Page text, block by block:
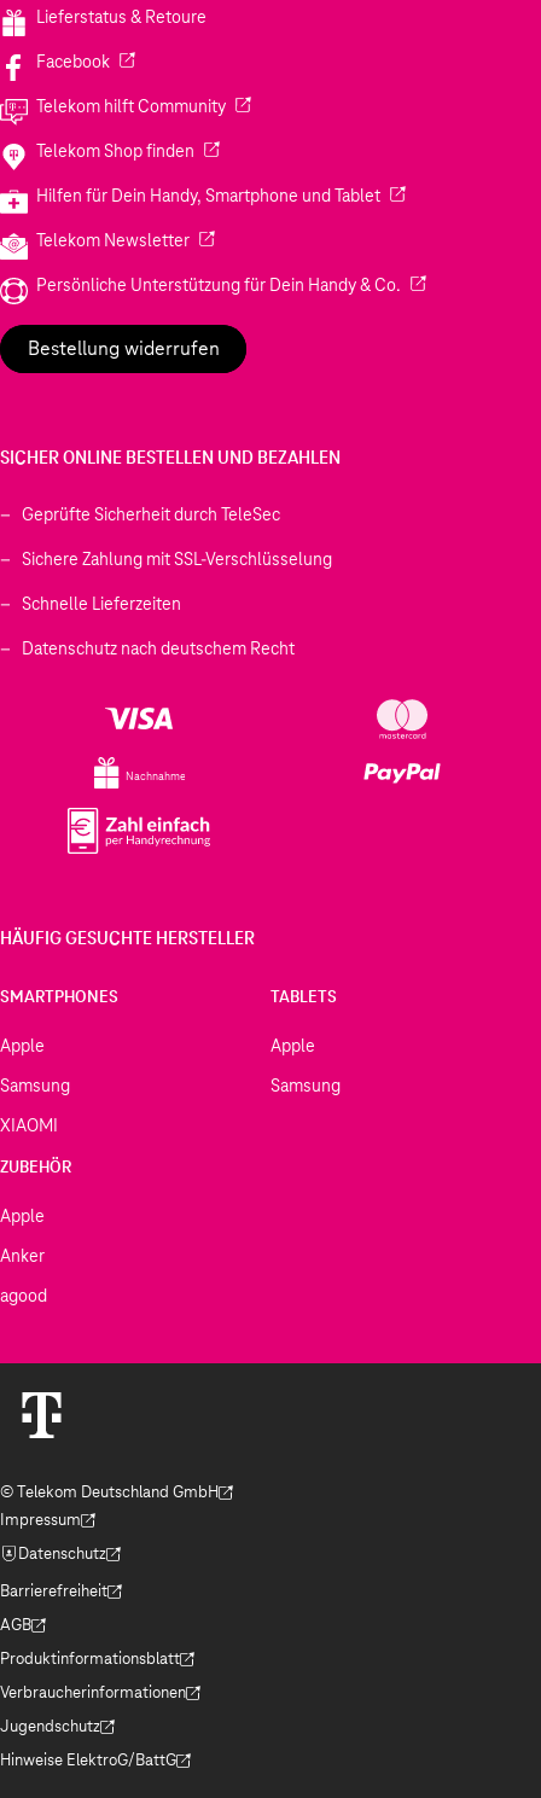
Lieferstatus & Retoure
Facebook(Wird in einem neuen Tab geöffnet)
Telekom hilft Community(Wird in einem neuen Tab geöffnet)
Telekom Shop finden (Wird in einem neuen Tab geöffnet)
Hilfen für Dein Handy, Smartphone und Tablet(Wird in einem
Telekom Newsletter(Wird in einem neuen Tab geöffnet)
Persönliche Unterstützung für Dein Handy & Co. (Wird in einem
Bestellung widerrufen
SICHER ONLINE BESTELLEN UND BEZAHLEN
Geprüfte Sicherheit durch TeleSec
Sichere Zahlung mit SSL-Verschlüsselung
Schnelle Lieferzeiten
Datenschutz nach deutschem Recht
Nachnahme
HÄUFIG GESUCHTE HERSTELLER
SMARTPHONES
Apple
Samsung
XIAOMI
TABLETS
Apple
Samsung
ZUBEHÖR
Apple
Anker
agood
© Telekom Deutschland GmbH
(Der Link wird in einem neuen Tab geöffnet)
Impressum
(Der Link wird in einem neuen Tab geöffnet)
Datenschutz
(Der Link wird in einem neuen Tab geöffnet)
Barrierefreiheit
(Der Link wird in einem neuen Tab geöffnet)
AGB
(Der Link wird in einem neuen Tab geöffnet)
Produktinformationsblatt
(Der Link wird in einem neuen Tab geöffnet)
Verbraucherinformationen
(Der Link wird in einem neuen Tab geöffnet)
Jugendschutz
(Der Link wird in einem neuen Tab geöffnet)
Hinweise ElektroG/BattG
(Der Link wird in einem neuen Tab geöffnet)